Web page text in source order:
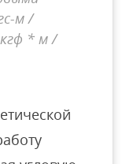
м /
* м /